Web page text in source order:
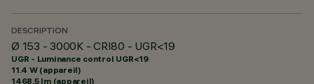
DESCRIPTION
Ø 153 - 3000K - CRI80 - UGR<19
UGR - Luminance control UGR<19
11.4 W (appareil)
1468.5 lm (appareil)